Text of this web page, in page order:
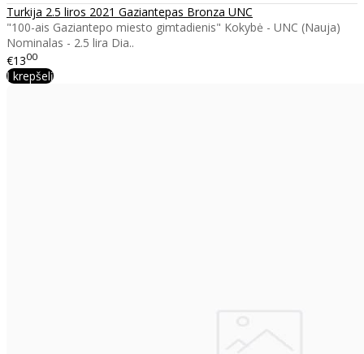
Turkija 2.5 liros 2021 Gaziantepas Bronza UNC
"100-ais Gaziantepo miesto gimtadienis" Kokybė - UNC (Nauja)
Nominalas - 2.5 lira Dia..
€1300
Į krepšelį